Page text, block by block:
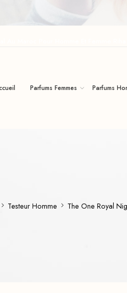
Parfums Femmes Parfums
Testeur Homme The One Royal